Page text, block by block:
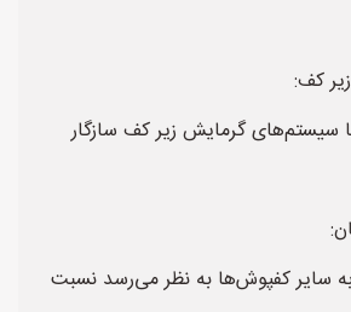
کف:
سیستم‌های گرمایش زیر کف سازگار
سایر کفپوش‌ها به نظر می‌رسد نسبت